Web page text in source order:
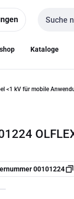
Kataloge
<1 kV für mobile
00101224